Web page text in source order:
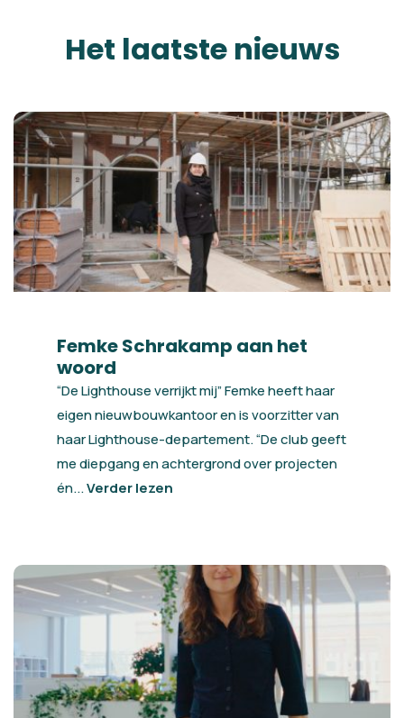
Het laatste nieuws
Femke Schrakamp aan het
woord
“De Lighthouse verrijkt mij” Femke heeft haar
eigen nieuwbouwkantoor en is voorzitter van
haar Lighthouse-departement. “De club geeft
me diepgang en achtergrond over projecten
én...Verder lezen